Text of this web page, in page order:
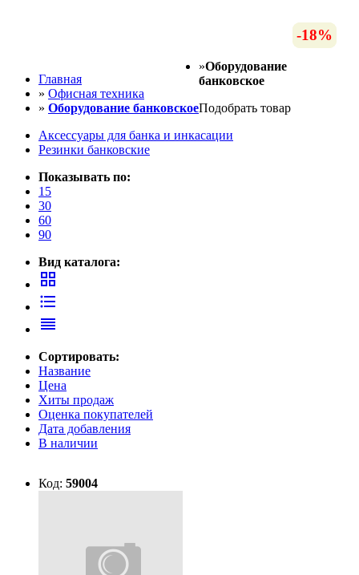
Главная
» Офисная техника
» Оборудование банковское
»Оборудование
банковское
Подобрать товар
Аксессуары для банка и инкасации
Резинки банковские
Показывать по:
15
30
60
90
Вид каталога:
grid_view
format_list_bulleted
reorder
Сортировать:
Название
Цена
Хиты продаж
Оценка покупателей
Дата добавления
В наличии
Код: 59004
-17%
-18%